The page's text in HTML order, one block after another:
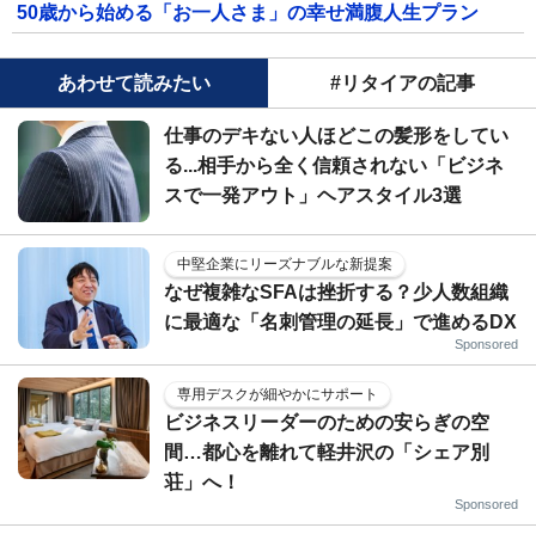
50歳から始める「お一人さま」の幸せ満腹人生プラン
あわせて読みたい #リタイアの記事
仕事のデキない人ほどこの髪形をしてい
る...相手から全く信頼されない「ビジネ
スで一発アウト」ヘアスタイル3選
中堅企業にリーズナブルな新提案
なぜ複雑なSFAは挫折する？少人数組織
に最適な「名刺管理の延長」で進めるDX
Sponsored
専用デスクが細やかにサポート
ビジネスリーダーのための安らぎの空
間…都心を離れて軽井沢の「シェア別
荘」へ！
Sponsored